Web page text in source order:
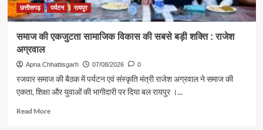
संदेश
छत्तीसगढ़ पर्यटन रायपुर
समाज की एकजुटता सामाजिक विकास की सबसे बड़ी शक्ति : राजेश
अग्रवाल
Apna Chhattisgarh 07/08/2026 0
रजवार समाज की बैठक में पर्यटन एवं संस्कृति मंत्री राजेश अग्रवाल ने समाज की
एकता, शिक्षा और युवाओं की भागीदारी पर दिया बल रायपुर ।...
Read MoreRead